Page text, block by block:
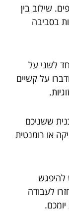
שילוב בין
בסביבה
לשני על
על קשיים
ששניכם
או רומנטית
להיפגש
לעבודה